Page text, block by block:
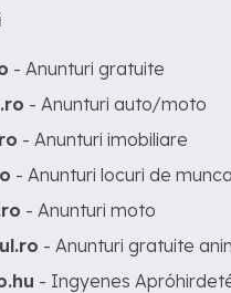
- Anunturi gratuite
- Anunturi auto/moto
- Anunturi imobiliare
- Anunturi locuri de munca
- Anunturi moto
- Anunturi gratuite
- Ingyenes